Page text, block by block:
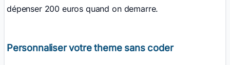
dépenser 200 euros quand on demarre.
Personnaliser votre theme sans coder